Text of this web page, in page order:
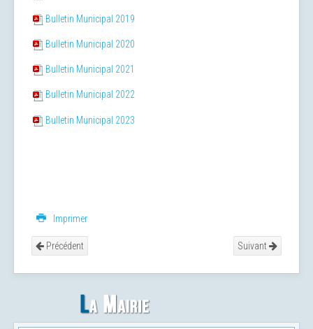
Bulletin Municipal 2019
Bulletin Municipal 2020
Bulletin Municipal 2021
Bulletin Municipal 2022
Bulletin Municipal 2023
Imprimer
Précédent Suivant